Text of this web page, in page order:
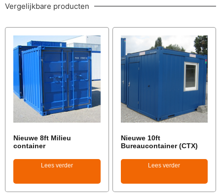
Vergelijkbare producten
Nieuwe 8ft Milieu
container
Lees verder
Nieuwe 10ft
Bureaucontainer (CTX)
Lees verder